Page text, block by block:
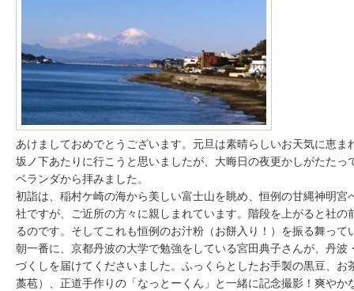
あけましておめでとうございます。元旦は素晴らしいお天気に恵ま
坂ノ下あたりに行こうと思いましたが、大晦日の夜更かしがたたっ
ベランダから拝みました。
初詣は、稲村ケ崎の海から美しい富士山を眺め、恒例の甘縄神明宮
社ですが、ご近所の方々に親しまれています。階段を上がると社の
るのです。そしてこれも恒例のお汁粉（お餅入り！）を振る舞って
朝一番に、京都丹波の大学で勉強をしている宮田典子さんが、丹波
づくしを届けてくださいました。ふっくらとしたお手製の黒豆、お
藁苞）、正道手作りの「なっとーくん」と一緒に記念撮影！爽やか